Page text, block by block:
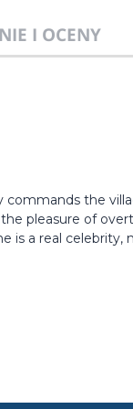
I OCENY
commands the
pleasure of
is a real celebrity,